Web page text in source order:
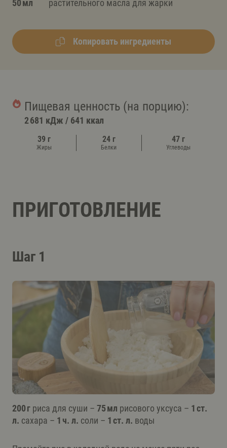
50 мл
растительного масла для жарки
Копировать ингредиенты
Пищевая ценность (на порцию):
2 681 кДж / 641 ккал
39 г
Жиры
24 г
Белки
47 г
Углеводы
ПРИГОТОВЛЕНИЕ
Шаг 1
200 г риса для суши – 75 мл рисового уксуса – 1 ст.
л. сахара – 1 ч. л. соли – 1 ст. л. воды